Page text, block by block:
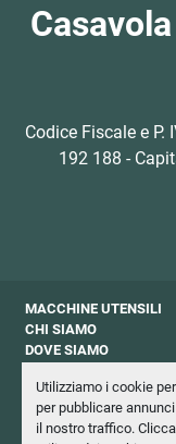
Utilizziamo i cookie
per pubblicare
il nostro traffico.
Codice Fiscale e P.
192 188 -
MACCHINE UTENSILI
CHI SIAMO
DOVE SIAMO
PRIVACY
NEWSLETTER